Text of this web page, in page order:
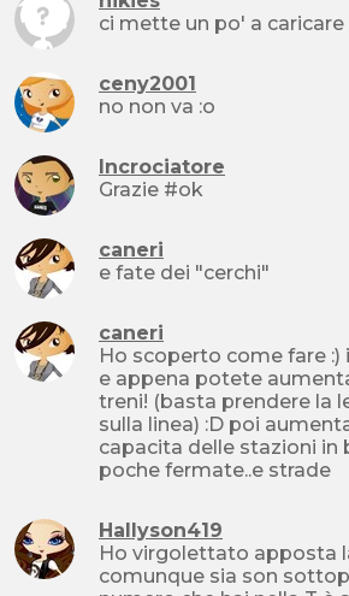
ci mette un po' a
ceny2001
no non va :o
Incrociatore
Grazie #ok
caneri
e fate dei "cerchi"
caneri
Ho scoperto come fare :)
e appena potete
treni! (basta prendere la
sulla linea) :D poi
capacita delle stazioni in
poche fermate..e strade
Hallyson419
Ho virgolettato apposta
comunque sia son